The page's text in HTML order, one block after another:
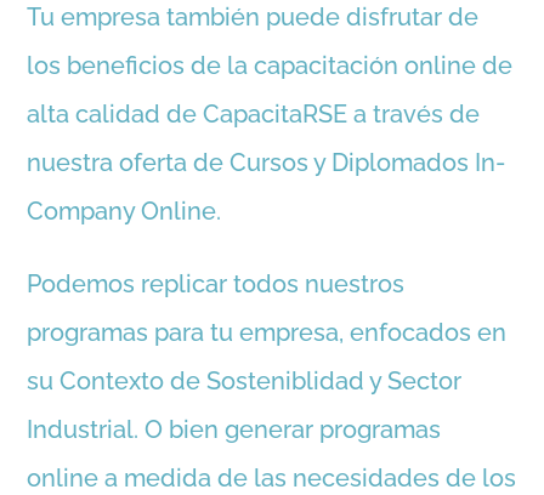
Tu empresa también puede disfrutar de
los beneficios de la capacitación online de
alta calidad de CapacitaRSE a través de
nuestra oferta de Cursos y Diplomados In-
Company Online.
Podemos replicar todos nuestros
programas para tu empresa, enfocados en
su Contexto de Sosteniblidad y Sector
Industrial. O bien generar programas
online a medida de las necesidades de los